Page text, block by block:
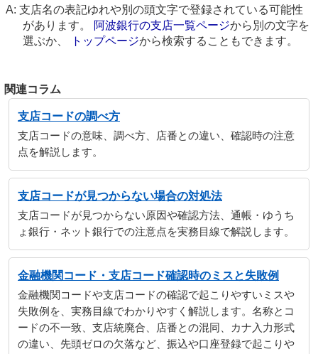
支店名の表記ゆれや別の頭文字で登録されている可能性
があります。
阿波銀行の支店一覧ページから別の文字を
選ぶか、
トップページから検索することもできます。
関連コラム
支店コードの調べ方
支店コードの意味、調べ方、店番との違い、確認時の注意
点を解説します。
支店コードが見つからない場合の対処法
支店コードが見つからない原因や確認方法、通帳・ゆうち
ょ銀行・ネット銀行での注意点を実務目線で解説します。
金融機関コード・支店コード確認時のミスと失敗例
金融機関コードや支店コードの確認で起こりやすいミスや
失敗例を、実務目線でわかりやすく解説します。名称とコ
ードの不一致、支店統廃合、店番との混同、カナ入力形式
の違い、先頭ゼロの欠落など、振込や口座登録で起こりや